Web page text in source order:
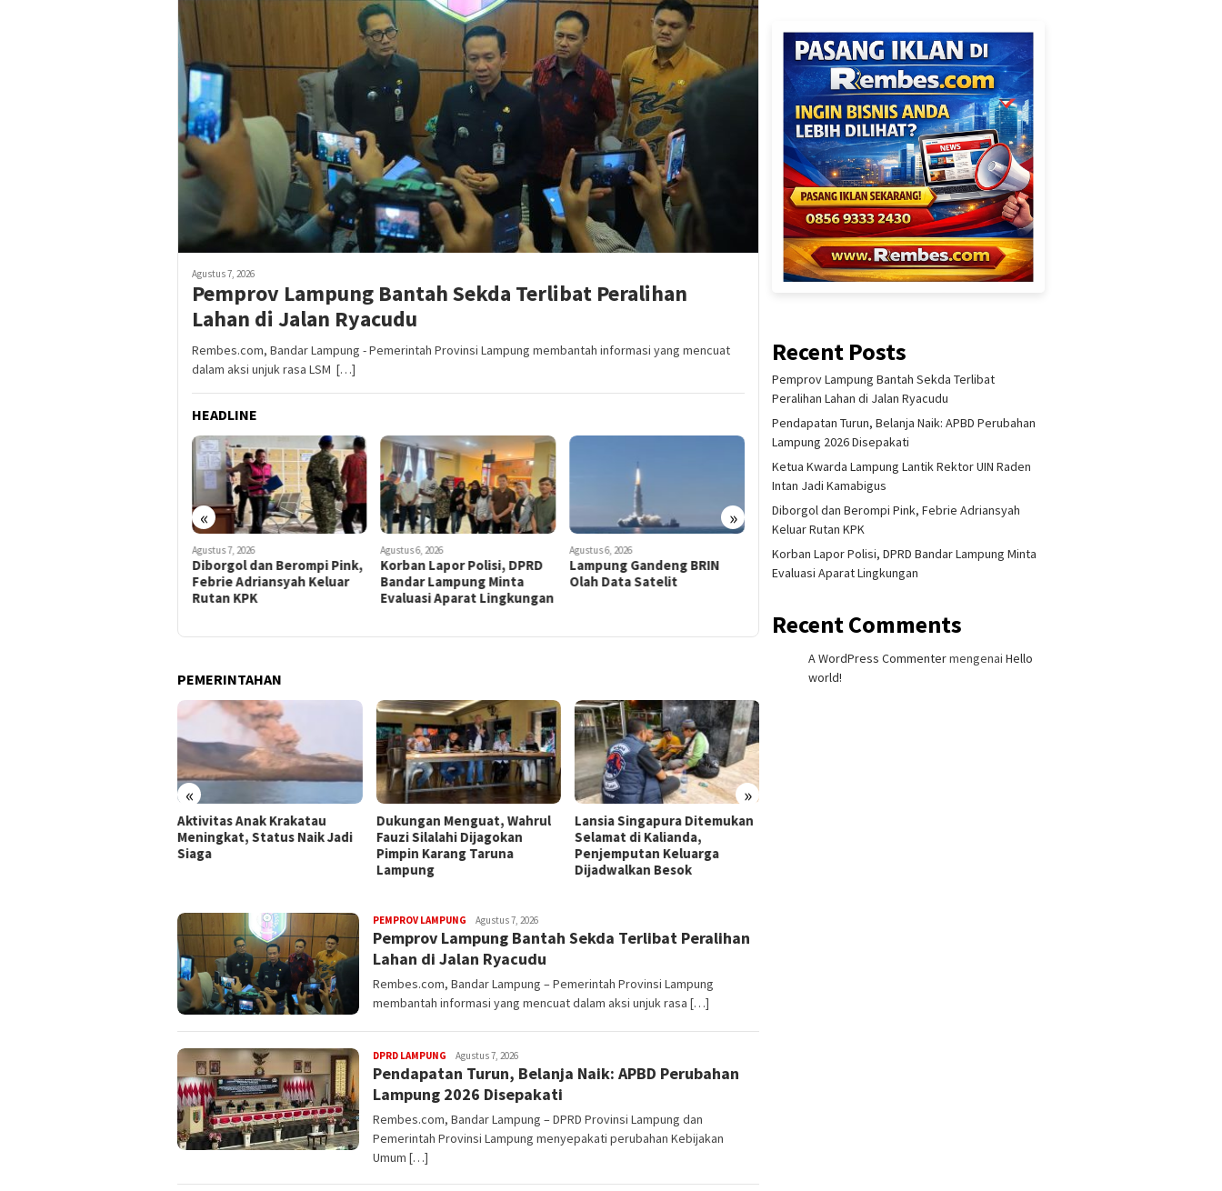
Agustus 7, 2026
Pemprov Lampung Bantah Sekda Terlibat Peralihan
Lahan di Jalan Ryacudu
Rembes.com, Bandar Lampung - Pemerintah Provinsi Lampung membantah informasi yang mencuat
dalam aksi unjuk rasa LSM […]
HEADLINE
« »
Agustus 7, 2026
Diborgol dan Berompi Pink,
Febrie Adriansyah Keluar
Rutan KPK
Agustus 6, 2026
Korban Lapor Polisi, DPRD
Bandar Lampung Minta
Evaluasi Aparat Lingkungan
Agustus 6, 2026
Lampung Gandeng BRIN
Olah Data Satelit
Agustus 6, 2026
Ditegur karena Berisik, Pria
di Bandar Lampung Diduga
Lempar Botol
Agustus 5, 2026
Perkuat Akses Pendidikan
PEMERINTAHAN
« »
Aktivitas Anak Krakatau
Meningkat, Status Naik Jadi
Siaga
Dukungan Menguat, Wahrul
Fauzi Silalahi Dijagokan
Pimpin Karang Taruna
Lampung
Lansia Singapura Ditemukan
Selamat di Kalianda,
Penjemputan Keluarga
Dijadwalkan Besok
REMBES PEMPROV LAMPUNG redaksi
rembes
Agustus 7, 2026
Pemprov Lampung Bantah Sekda Terlibat Peralihan
Lahan di Jalan Ryacudu
Rembes.com, Bandar Lampung – Pemerintah Provinsi Lampung
membantah informasi yang mencuat dalam aksi unjuk rasa […]
DPRD LAMPUNG redaksi
rembes
Agustus 7, 2026
Pendapatan Turun, Belanja Naik: APBD Perubahan
Lampung 2026 Disepakati
Rembes.com, Bandar Lampung – DPRD Provinsi Lampung dan
Pemerintah Provinsi Lampung menyepakati perubahan Kebijakan
Umum […]
Recent Posts
Pemprov Lampung Bantah Sekda Terlibat
Peralihan Lahan di Jalan Ryacudu
Pendapatan Turun, Belanja Naik: APBD Perubahan
Lampung 2026 Disepakati
Ketua Kwarda Lampung Lantik Rektor UIN Raden
Intan Jadi Kamabigus
Diborgol dan Berompi Pink, Febrie Adriansyah
Keluar Rutan KPK
Korban Lapor Polisi, DPRD Bandar Lampung Minta
Evaluasi Aparat Lingkungan
Recent Comments
A WordPress CommentermengenaiHello
world!